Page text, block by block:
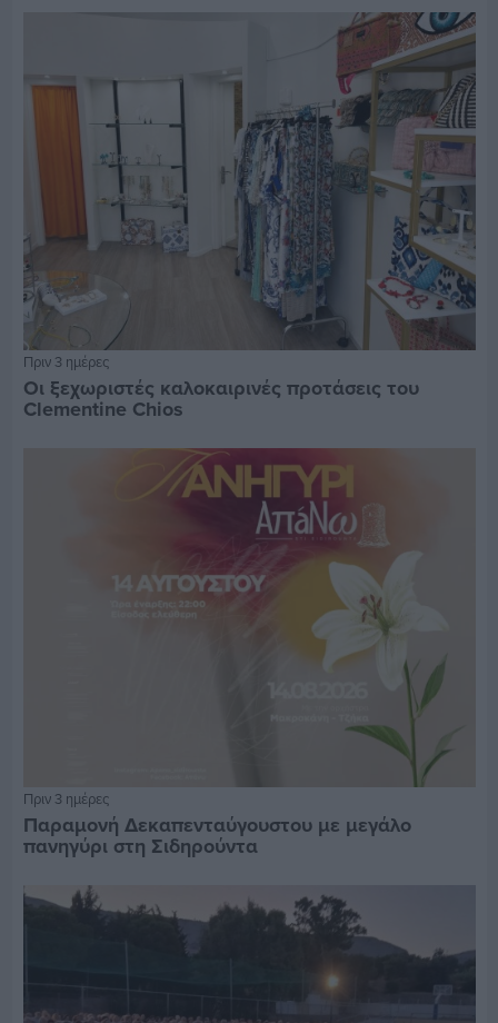
Πριν 3 ημέρες
Οι ξεχωριστές καλοκαιρινές προτάσεις του
Clementine Chios
Πριν 3 ημέρες
Παραμονή Δεκαπενταύγουστου με μεγάλο
πανηγύρι στη Σιδηρούντα